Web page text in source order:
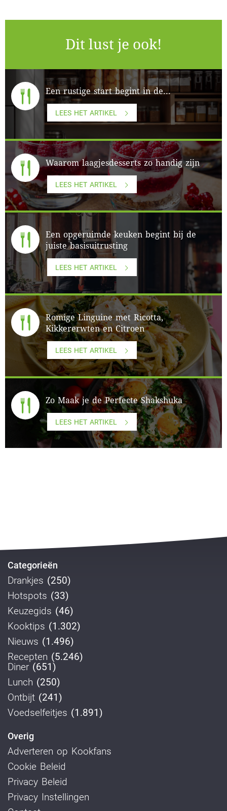
Dit lust je ook!
Een rustige start begint in de...
LEES HET ARTIKEL
Waarom laagjesdesserts zo handig zijn
LEES HET ARTIKEL
Een opgeruimde keuken begint bij de
juiste basisuitrusting
LEES HET ARTIKEL
Romige Linguine met Ricotta,
Kikkererwten en Citroen
LEES HET ARTIKEL
Zo Maak je de Perfecte Shakshuka
LEES HET ARTIKEL
Categorieën
Drankjes (250)
Hotspots (33)
Keuzegids (46)
Kooktips (1.302)
Nieuws (1.496)
Recepten (5.246)
Diner (651)
Lunch (250)
Ontbijt (241)
Voedselfeitjes (1.891)
Overig
Adverteren op Kookfans
Cookie Beleid
Privacy Beleid
Privacy Instellingen